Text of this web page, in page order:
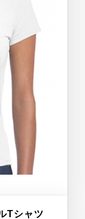
Tシャツ